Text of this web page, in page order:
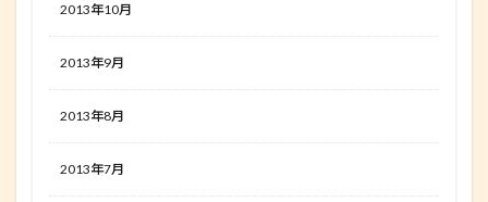
2013年10月
2013年9月
2013年8月
2013年7月